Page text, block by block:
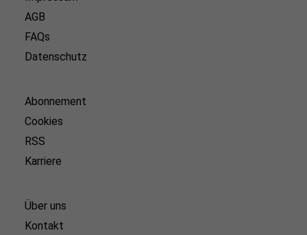
AGB
FAQs
Datenschutz
Abonnement
Cookies
RSS
Karriere
Über uns
Kontakt